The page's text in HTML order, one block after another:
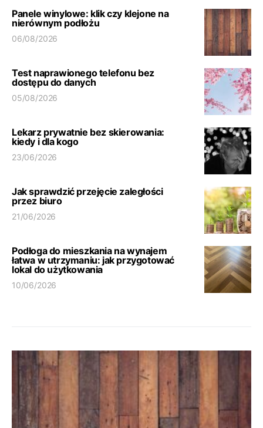
Panele winylowe: klik czy klejone na
nierównym podłożu
06/08/2026
Test naprawionego telefonu bez
dostępu do danych
05/08/2026
Lekarz prywatnie bez skierowania:
kiedy i dla kogo
23/06/2026
Jak sprawdzić przejęcie zaległości
przez biuro
21/06/2026
Podłoga do mieszkania na wynajem
łatwa w utrzymaniu: jak przygotować
lokal do użytkowania
10/06/2026